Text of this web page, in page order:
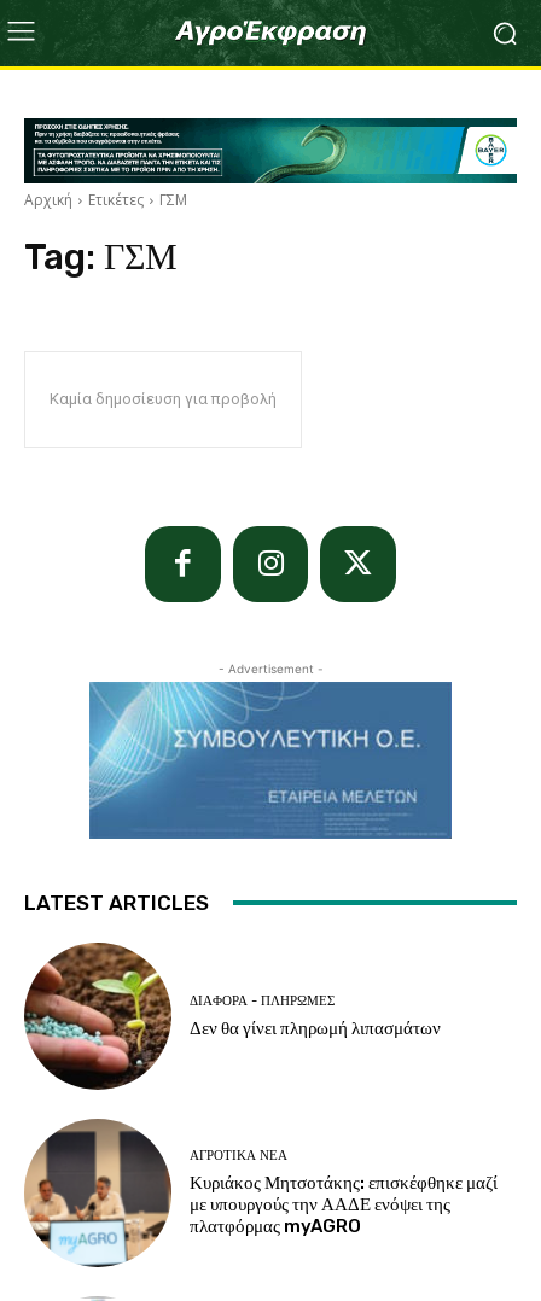
Αρχική Ετικέτες ΓΣΜ
Tag: ΓΣΜ
Καμία δημοσίευση για προβολή
- Advertisement -
LATEST ARTICLES
ΔΙΆΦΟΡΑ - ΠΛΗΡΩΜΈΣ
Δεν θα γίνει πληρωμή λιπασμάτων
ΑΓΡΟΤΙΚΆ ΝΈΑ
Κυριάκος Μητσοτάκης: επισκέφθηκε μαζί
με υπουργούς την ΑΑΔΕ ενόψει της
πλατφόρμας myAGRO